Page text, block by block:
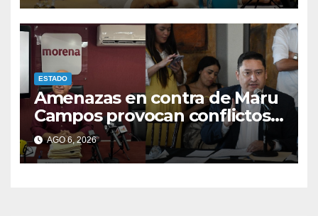
ESTADO
Amenazas en contra de Maru
Campos provocan conflictos
entre las bancadas del PAN y
de MORENA.
AGO 6, 2026